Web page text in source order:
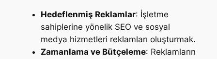
Hedeflenmiş Reklamlar: İşletme
sahiplerine yönelik SEO ve sosyal
medya hizmetleri reklamları oluşturmak.
Zamanlama ve Bütçeleme: Reklamların